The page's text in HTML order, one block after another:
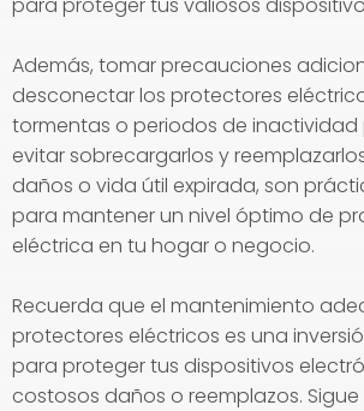
para proteger tus valiosos
Además, tomar precauciones
desconectar los protectores
tormentas o periodos de
evitar sobrecargarlos y
daños o vida útil expirada, son
para mantener un nivel óptimo de
eléctrica en tu hogar o negocio.
Recuerda que el mantenimiento
protectores eléctricos es una
para proteger tus dispositivos
costosos daños o reemplazos.